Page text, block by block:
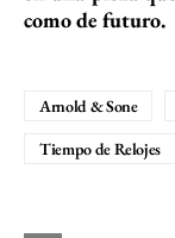
como de futuro.
Arnold & Sone
Tiempo de Relojes